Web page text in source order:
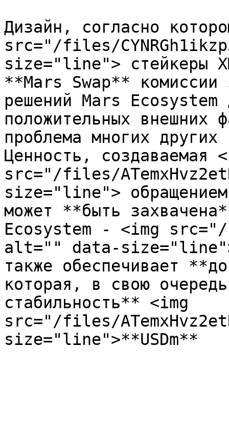
Дизайн, согласно
src="/files/
size="line"> стейкеры
**Mars Swap**
решений Mars Ecosystem
положительных внешних
проблема многих других
Ценность, создаваемая
src="/files/
size="line"> обращением
может **быть
Ecosystem - <img src="/
alt="" data-size="line">
также обеспечивает
которая, в свою
стабильность** <img
src="/files/